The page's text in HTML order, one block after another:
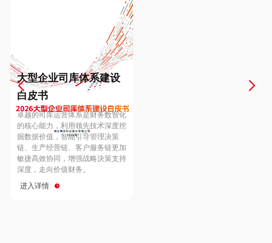
Europe
Hungary
Hong Kong
大型企业司库体系建设
白皮书
卓越的司库运营体系是财务数智化
的核心能力，利用领先技术深度挖
掘数据价值，智能引导管理决策
链、生产经营链、客户服务链更加
敏捷高效协同，增强战略決策支持
深度，走向价值财务。
进入详情